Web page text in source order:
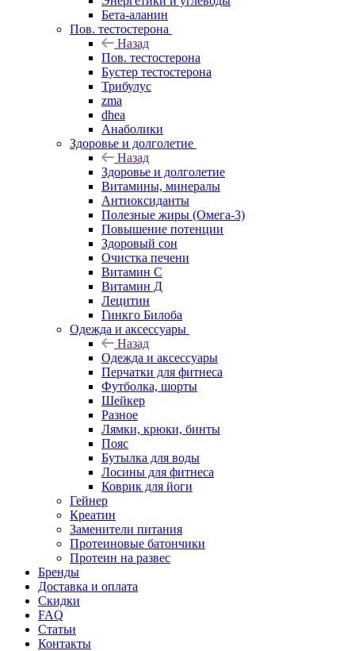
Бета-аланин
Пов. тестостерона
Назад
Пов. тестостерона
Бустер тестостерона
Трибулус
zma
dhea
Анаболики
Здоровье и долголетие
Назад
Здоровье и долголетие
Витамины, минералы
Антиоксиданты
Полезные жиры (Омега-3)
Повышение потенции
Здоровый сон
Очистка печени
Витамин С
Витамин Д
Лецитин
Гинкго Билоба
Одежда и аксессуары
Назад
Одежда и аксессуары
Перчатки для фитнеса
Футболка, шорты
Шейкер
Разное
Лямки, крюки, бинты
Пояс
Бутылка для воды
Лосины для фитнеса
Коврик для йоги
Гейнер
Креатин
Заменители питания
Протеиновые батончики
Протеин на развес
Бренды
Доставка и оплата
Скидки
FAQ
Статьи
Контакты